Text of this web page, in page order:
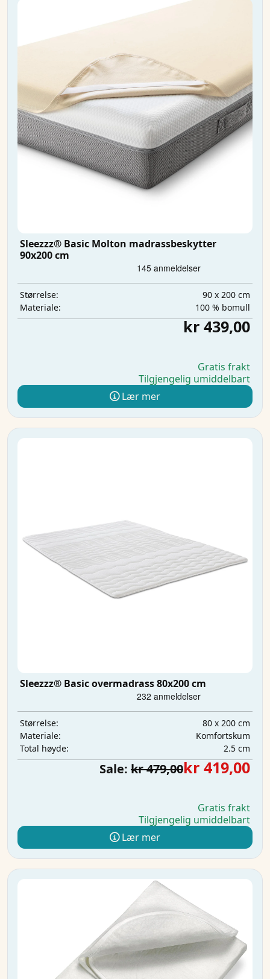
Sleezzz® Basic Molton madrassbeskytter
90x200 cm
Størrelse:
90 x 200 cm
Materiale:
100 % bomull
kr 439,00
Gratis frakt
Tilgjengelig umiddelbart
Lær mer
Sleezzz® Basic overmadrass 80x200 cm
Størrelse:
80 x 200 cm
Materiale:
Komfortskum
Total høyde:
2.5 cm
Sale: kr 479,00kr 419,00
Gratis frakt
Tilgjengelig umiddelbart
Lær mer